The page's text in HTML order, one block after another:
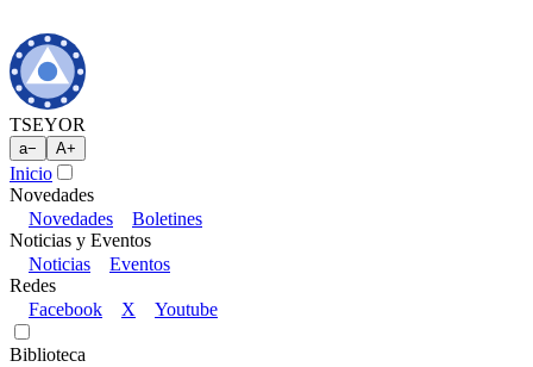
TSEYOR
a− A+
Inicio
Novedades
Novedades
Boletines
Noticias y Eventos
Noticias
Eventos
Redes
Facebook
X Youtube
Biblioteca